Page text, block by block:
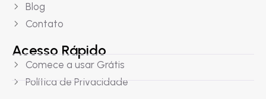
Blog
Contato
Acesso Rápido
Comece a usar Grátis
Política de Privacidade